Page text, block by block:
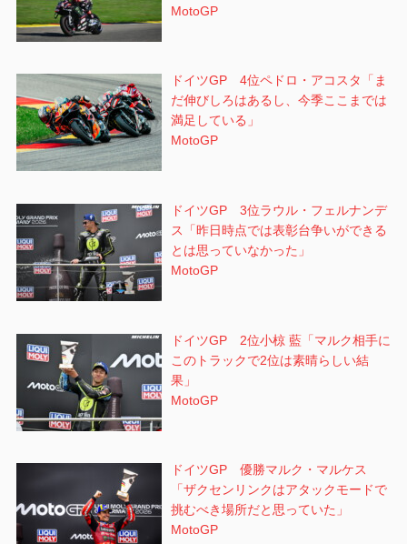
MotoGP
ドイツGP 4位ペドロ・アコスタ「ま
だ伸びしろはあるし、今季ここまでは
満足している」
MotoGP
ドイツGP 3位ラウル・フェルナンデ
ス「昨日時点では表彰台争いができる
とは思っていなかった」
MotoGP
ドイツGP 2位小椋 藍「マルク相手に
このトラックで2位は素晴らしい結
果」
MotoGP
ドイツGP 優勝マルク・マルケス
「ザクセンリンクはアタックモードで
挑むべき場所だと思っていた」
MotoGP